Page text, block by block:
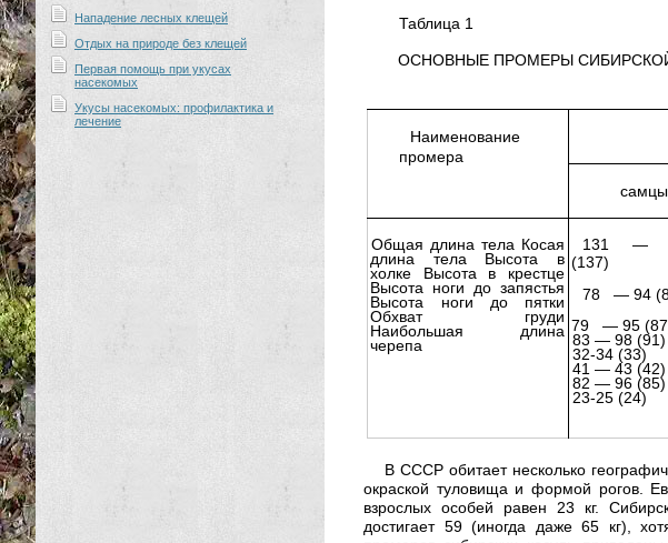
Нападение лесных клещей
Отдых на природе без клещей
Первая помощь при укусах
насекомых
Укусы насекомых: профилактика и
лечение
Таблица 1
ОСНОВНЫЕ ПРОМЕРЫ СИБИРСКОЙ
Наименование
промера
самцы
Общая длина тела Косая
длина тела Высота в
холке Высота в крестце
Высота ноги до запястья
Высота ноги до пятки
Обхват груди
Наибольшая длина
черепа
131 —
(137)
78 — 94
79 — 95
83 — 98 (91)
32-34 (33)
41 — 43 (42)
82 — 96 (85)
23-25 (24)
В СССР обитает несколько
окраской туловища и формой рогов.
взрослых особей равен 23 кг.
достигает 59 (иногда даже 65 кг),